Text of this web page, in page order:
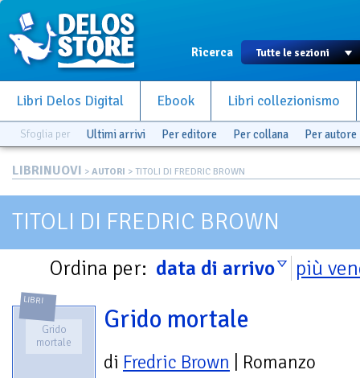
Ricerca
Libri Delos Digital Ebook Libri collezionismo
Sfoglia per Ultimi arrivi Per editore Per collana Per autore
LIBRINUOVI > AUTORI > TITOLI DI FREDRIC BROWN
TITOLI DI FREDRIC BROWN
Ordina per: data di arrivo più
LIBRI
Grido
mortale
Grido mortale
di Fredric Brown | Romanzo